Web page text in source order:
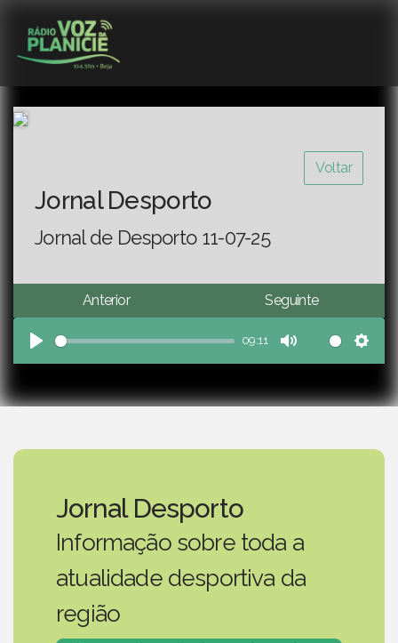
Voltar
Jornal Desporto
Jornal de Desporto 11-07-25
Anterior Seguinte
Play
09:11
Mute
Jornal Desporto
Informação sobre toda a
atualidade desportiva da
região